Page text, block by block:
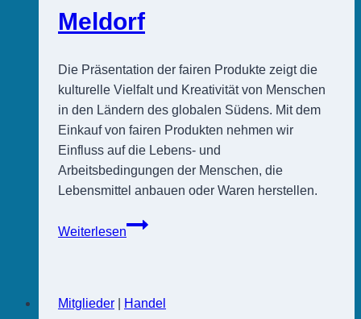
Meldorf
Die Präsentation der fairen Produkte zeigt die
kulturelle Vielfalt und Kreativität von Menschen
in den Ländern des globalen Südens. Mit dem
Einkauf von fairen Produkten nehmen wir
Einfluss auf die Lebens- und
Arbeitsbedingungen der Menschen, die
Lebensmittel anbauen oder Waren herstellen.
Weiterlesen
Eine
Mitglieder
Handel